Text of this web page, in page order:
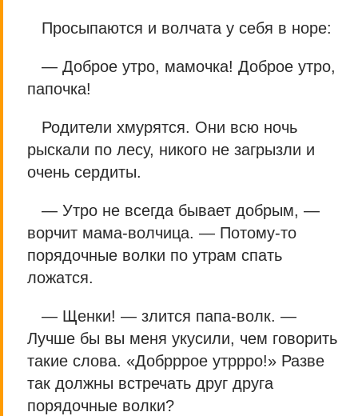
Просыпаются и волчата у себя в норе:
— Доброе утро, мамочка! Доброе утро,
папочка!
Родители хмурятся. Они всю ночь
рыскали по лесу, никого не загрызли и
очень сердиты.
— Утро не всегда бывает добрым, —
ворчит мама-волчица. — Потому-то
порядочные волки по утрам спать
ложатся.
— Щенки! — злится папа-волк. —
Лучше бы вы меня укусили, чем говорить
такие слова. «Добрррое утррро!» Разве
так должны встречать друг друга
порядочные волки?